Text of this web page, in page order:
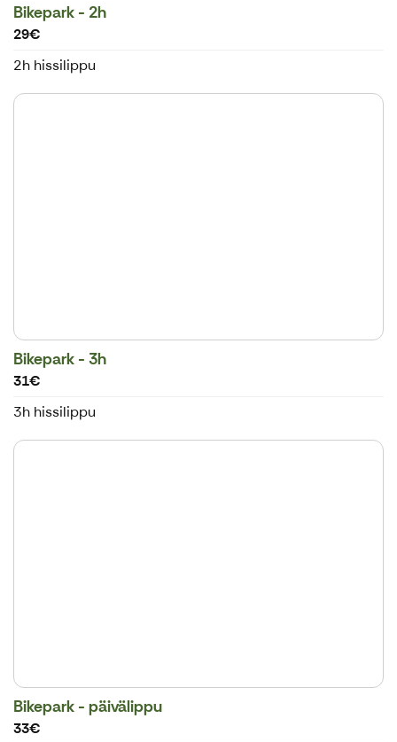
Bikepark - 2h
29€
2h hissilippu
Bikepark - 3h
31€
3h hissilippu
Bikepark - päivälippu
33€